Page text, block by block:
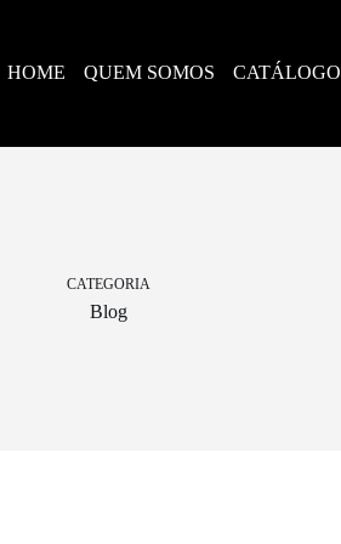
HOME QUEM SOMOS CATÁLOGO
CATEGORIA
Blog